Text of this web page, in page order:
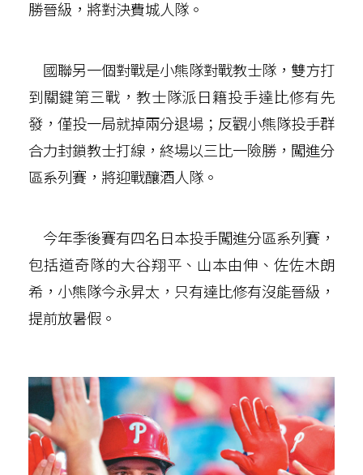
勝晉級，將對決費城人隊。
國聯另一個對戰是小熊隊對戰教士隊，雙方打
到關鍵第三戰，教士隊派日籍投手達比修有先
發，僅投一局就掉兩分退場；反觀小熊隊投手群
合力封鎖教士打線，終場以三比一險勝，闖進分
區系列賽，將迎戰釀酒人隊。
今年季後賽有四名日本投手闖進分區系列賽，
包括道奇隊的大谷翔平、山本由伸、佐佐木朗
希，小熊隊今永昇太，只有達比修有沒能晉級，
提前放暑假。